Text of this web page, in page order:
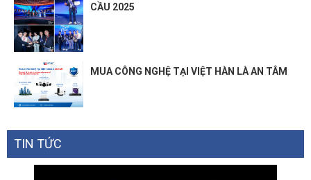
CẦU 2025
MUA CÔNG NGHỆ TẠI VIỆT HÀN LÀ AN TÂM
TIN TỨC